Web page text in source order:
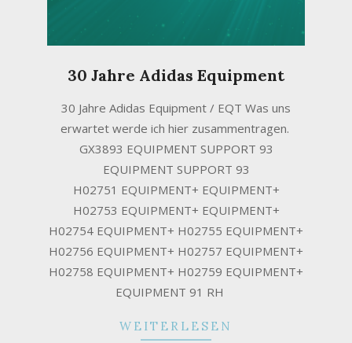
30 Jahre Adidas Equipment
02-30 Jahre Adidas Equipment / EQT Was uns
erwartet werde ich hier zusammentragen. ​
GX3893 EQUIPMENT SUPPORT 93
EQUIPMENT SUPPORT 93
H02751 EQUIPMENT+ EQUIPMENT+
H02753 EQUIPMENT+ EQUIPMENT+
H02754 EQUIPMENT+ H02755 EQUIPMENT+
H02756 EQUIPMENT+ H02757 EQUIPMENT+
H02758 EQUIPMENT+ H02759 EQUIPMENT+
EQUIPMENT 91 RH
WEITERLESEN